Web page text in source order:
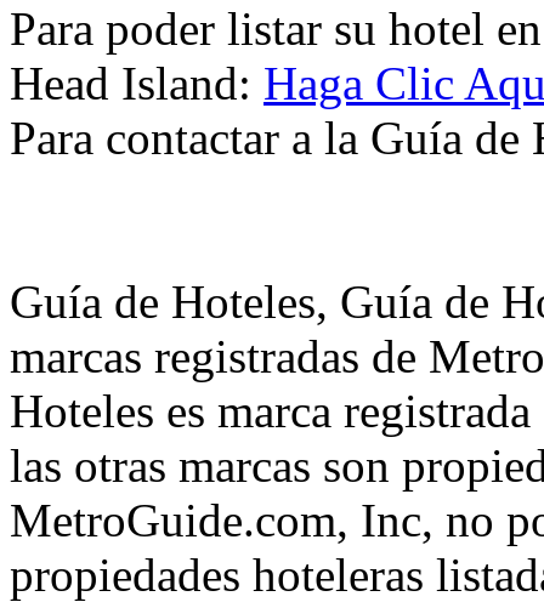
Para poder listar su hotel
Head Island: Haga Clic
Para contactar a la Guía
Guía de Hoteles, Guía de
marcas registradas de
Hoteles es marca
las otras marcas son
MetroGuide.com, Inc, no
propiedades hoteleras